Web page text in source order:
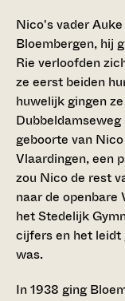
Nico's vader
Bloembergen, hij
Rie verloofden
ze eerst beiden
huwelijk gingen
geboorte van
Vlaardingen, een
zou Nico de rest
naar de openbare
het Stedelijk
cijfers en het
was.
In 1938 ging